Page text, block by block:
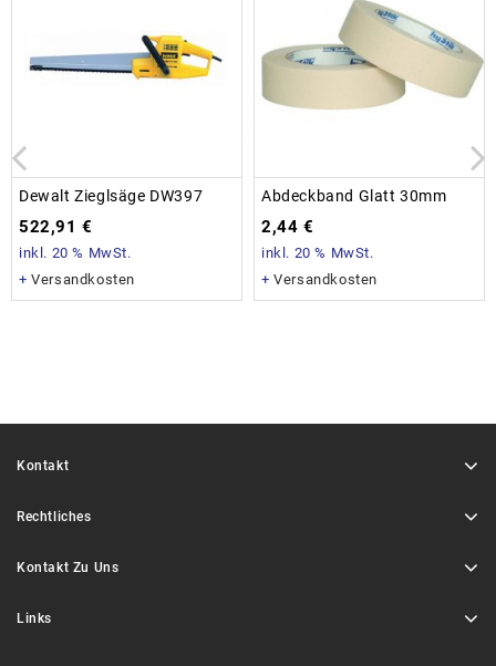
Dewalt Zieglsäge DW397
522,91€
inkl. 20 % MwSt.
+Versandkosten
Abdeckband Glatt 30mm
2,44 €
inkl. 20 % MwSt.
+Versandkosten
Kontakt
Rechtliches
Kontakt Zu Uns
Links